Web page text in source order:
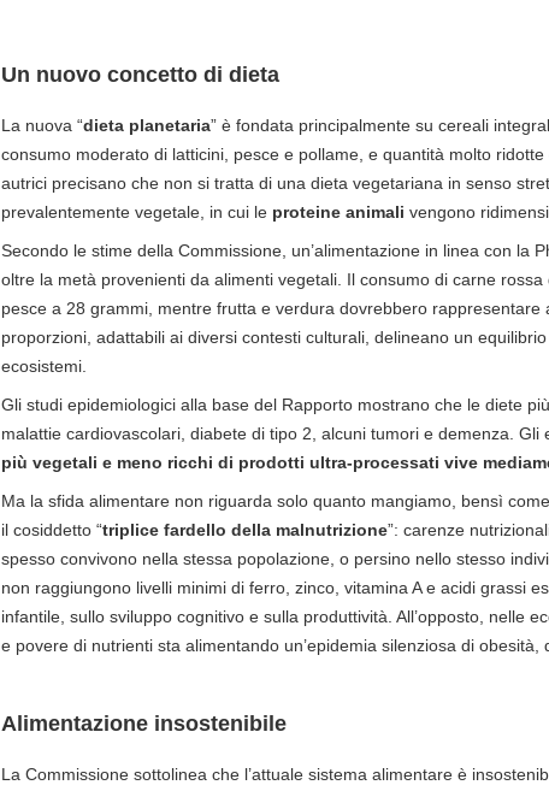
Un nuovo concetto di dieta
La nuova “dieta planetaria” è fondata principalmente su cereali
consumo moderato di latticini, pesce e pollame, e quantità molto
autrici precisano che non si tratta di una dieta vegetariana in senso
prevalentemente vegetale, in cui le proteine animali vengono
Secondo le stime della Commissione, un’alimentazione in linea con la
oltre la metà provenienti da alimenti vegetali. Il consumo di carne
pesce a 28 grammi, mentre frutta e verdura dovrebbero
proporzioni, adattabili ai diversi contesti culturali, delineano un
ecosistemi.
Gli studi epidemiologici alla base del Rapporto mostrano che le diete
malattie cardiovascolari, diabete di tipo 2, alcuni tumori e demenza. Gli
più vegetali e meno ricchi di prodotti ultra-processati vive
Ma la sfida alimentare non riguarda solo quanto mangiamo, bensì
il cosiddetto “triplice fardello della malnutrizione”: carenze
spesso convivono nella stessa popolazione, o persino nello stesso
non raggiungono livelli minimi di ferro, zinco, vitamina A e acidi grassi
infantile, sullo sviluppo cognitivo e sulla produttività. All’opposto, nelle
e povere di nutrienti sta alimentando un’epidemia silenziosa di obesità,
Alimentazione insostenibile
La Commissione sottolinea che l’attuale sistema alimentare è